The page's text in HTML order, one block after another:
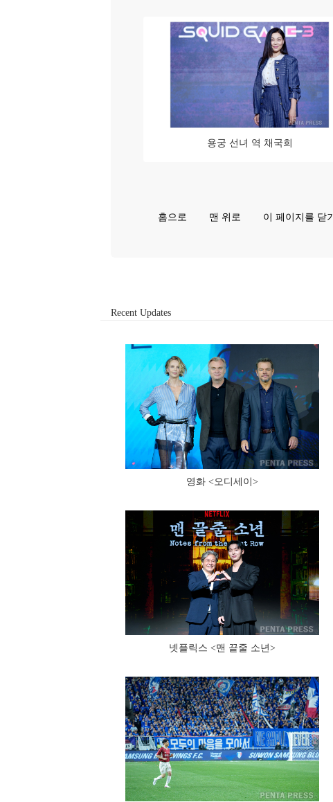
용궁 선녀 역 채국희
홈으로 맨 위로 이 페이지를 닫기
Recent Updates
영화 <오디세이>
넷플릭스 <맨 끝줄 소년>